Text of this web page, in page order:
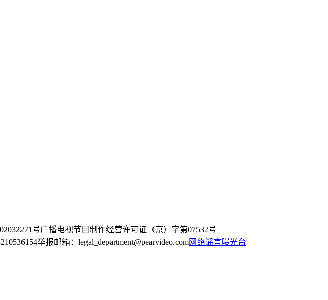
号广播电视节目制作经营许可证（京）字第07532号
举报邮箱：legal_department@pearvideo.com网络谣言曝光台